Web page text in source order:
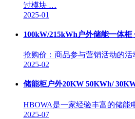
过模块 …
2025-01
100kW/215kWh户外储能一体
抢购价：商品参与营销活动的
2025-02
储能柜户外20KW 50KWh/
HBOWA是一家经验丰富的储能
2025-07